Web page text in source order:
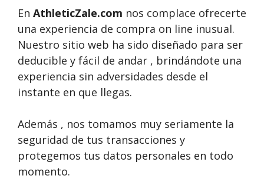
En AthleticZale.com nos complace ofrecerte
una experiencia de compra on line inusual.
Nuestro sitio web ha sido diseñado para ser
deducible y fácil de andar , brindándote una
experiencia sin adversidades desde el
instante en que llegas.
Además , nos tomamos muy seriamente la
seguridad de tus transacciones y
protegemos tus datos personales en todo
momento.